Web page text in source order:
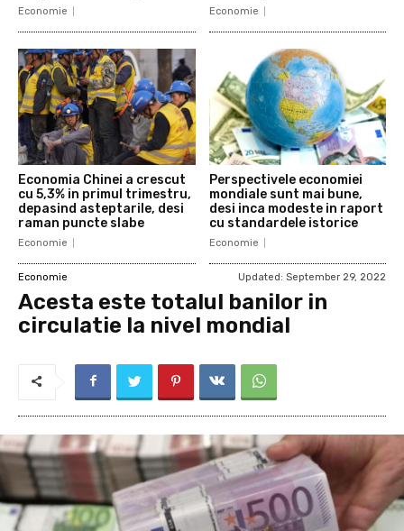
Economie Economie
Economia Chinei a crescut
cu 5,3% in primul trimestru,
depasind asteptarile, desi
raman puncte slabe
Economie
Perspectivele economiei
mondiale sunt mai bune,
desi inca modeste in raport
cu standardele istorice
Economie